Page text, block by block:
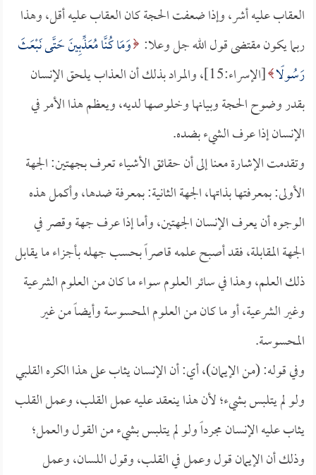
العقاب عليه أشر، وإذا ضعفت الحجة كان العقاب عليه أقل، وهذا
ربما يكون مقتضى قول الله جل وعلا: وَمَا كُنَّا مُعَذِّبِينَ حَتَّى نَبْعَثَ
رَسُولًا
[الإسراء:15]، والمراد بذلك أن العذاب يلحق الإنسان
بقدر وضوح الحجة وبيانها وخلوصها لديه، ويعظم هذا الأمر في
الإنسان إذا عرف الشيء بضده.
وتقدمت الإشارة معنا إلى أن حقائق الأشياء تعرف بجهتين: الجهة
الأولى: بمعرفتها بذاتها، الجهة الثانية: بمعرفة ضدها، وأكمل هذه
الوجوه أن يعرف الإنسان الجهتين، وأما إذا عرف جهة وقصر في
الجهة المقابلة، فقد أصبح علمه قاصراً بحسب جهله بأجزاء ما يقابل
ذلك العلم، وهذا في سائر العلوم سواء ما كان من العلوم الشرعية
وغير الشرعية، أو ما كان من العلوم المحسوسة وأيضاً من غير
المحسوسة.
وفي قوله: (من الإيمان)، أي: أن الإنسان يثاب على هذا الكره القلبي
ولو لم يتلبس بشيء؛ لأن هذا ينعقد عليه عمل القلب، وعمل القلب
يثاب عليه الإنسان مجرداً ولو لم يتلبس بشيء من القول والعمل؛
وذلك أن الإيمان قول وعمل في القلب، وقول اللسان، وعمل